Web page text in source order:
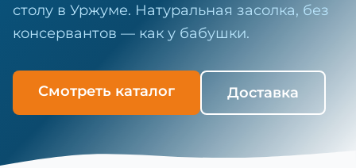
столу в Уржуме. Натуральная засолка, без
консервантов — как у бабушки.
Смотреть каталог Доставка